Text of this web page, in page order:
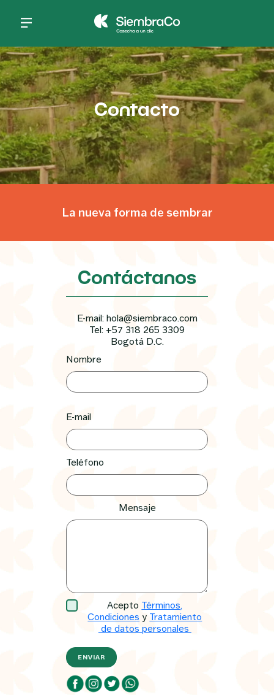
Contacto
La nueva forma de sembrar
Contáctanos
E-mail: hola@siembraco.com
Tel: +57 318 265 3309
Bogotá D.C.
Nombre
E-mail
Teléfono
Mensaje
Acepto Términos,
Condiciones y Tratamiento
de datos personales
ENVIAR